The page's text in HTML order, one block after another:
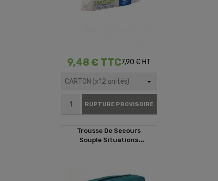
9,48 € TTC7,90 € HT
RUPTURE PROVISOIRE
Trousse De Secours
Souple Situations